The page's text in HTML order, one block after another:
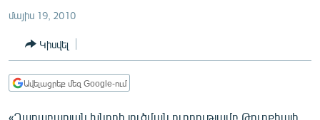
ՏՆՏԵՍՈՒԹՅՈՒՆ
ՂԱՐԱԲԱՂ
մայիս 19, 2010
Կիսվել
Ավելացրեք մեզ Google-ում
«Ղարաբաղյան խնդրի լուծման ուղղությամբ Թուրքիայի